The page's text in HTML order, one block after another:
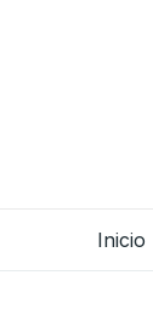
Inicio